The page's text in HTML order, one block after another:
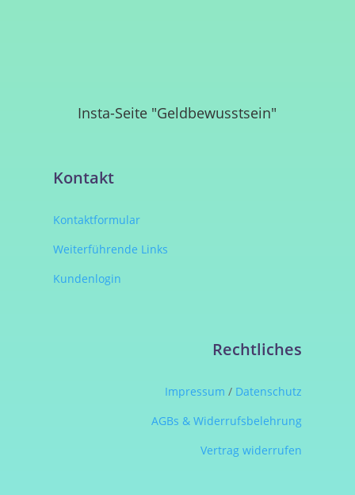
Insta-Seite "Geldbewusstsein"
Kontakt
Kontaktformular
Weiterführende Links
Kundenlogin
Rechtliches
Impressum / Datenschutz
AGBs & Widerrufsbelehrung
Vertrag widerrufen